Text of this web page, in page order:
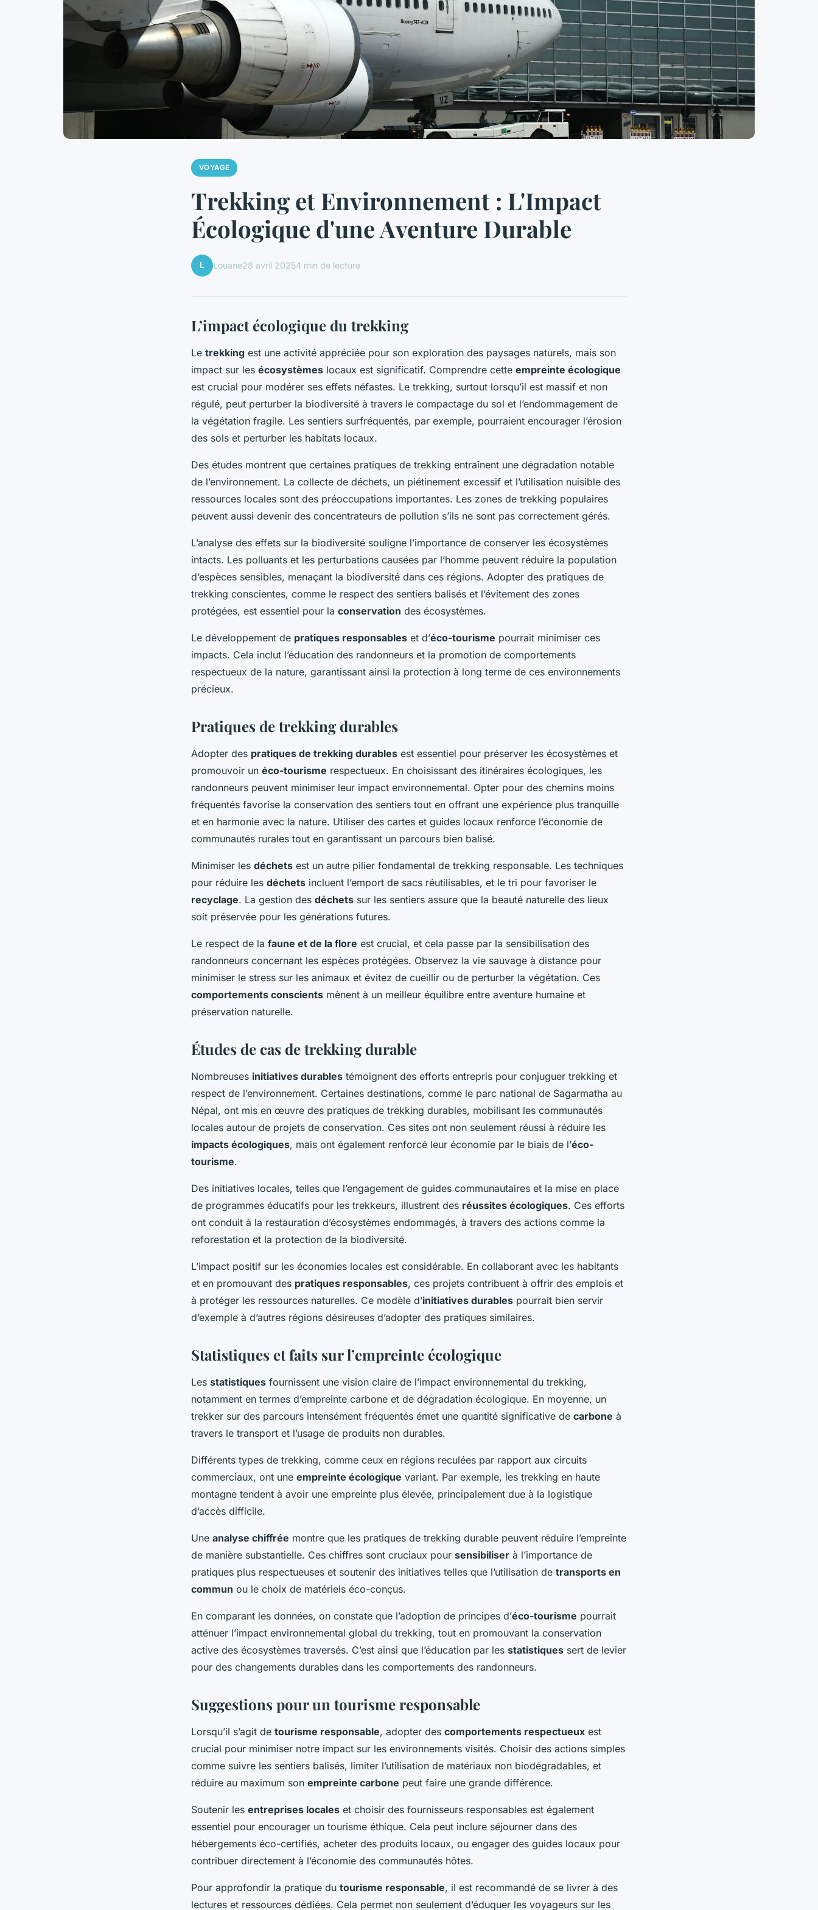
VOYAGE
Trekking et Environnement : L'Impact
Écologique d'une Aventure Durable
L Louane28 avril 20254 min de lecture
L’impact écologique du trekking
Le trekking est une activité appréciée pour son exploration des paysages naturels, mais son
impact sur les écosystèmes locaux est significatif. Comprendre cette empreinte écologique
est crucial pour modérer ses effets néfastes. Le trekking, surtout lorsqu’il est massif et non
régulé, peut perturber la biodiversité à travers le compactage du sol et l’endommagement de
la végétation fragile. Les sentiers surfréquentés, par exemple, pourraient encourager l’érosion
des sols et perturber les habitats locaux.
Des études montrent que certaines pratiques de trekking entraînent une dégradation notable
de l’environnement. La collecte de déchets, un piétinement excessif et l’utilisation nuisible des
ressources locales sont des préoccupations importantes. Les zones de trekking populaires
peuvent aussi devenir des concentrateurs de pollution s’ils ne sont pas correctement gérés.
L’analyse des effets sur la biodiversité souligne l’importance de conserver les écosystèmes
intacts. Les polluants et les perturbations causées par l’homme peuvent réduire la population
d’espèces sensibles, menaçant la biodiversité dans ces régions. Adopter des pratiques de
trekking conscientes, comme le respect des sentiers balisés et l’évitement des zones
protégées, est essentiel pour la conservation des écosystèmes.
Le développement de pratiques responsables et d’éco-tourisme pourrait minimiser ces
impacts. Cela inclut l’éducation des randonneurs et la promotion de comportements
respectueux de la nature, garantissant ainsi la protection à long terme de ces environnements
précieux.
Pratiques de trekking durables
Adopter des pratiques de trekking durables est essentiel pour préserver les écosystèmes et
promouvoir un éco-tourisme respectueux. En choisissant des itinéraires écologiques, les
randonneurs peuvent minimiser leur impact environnemental. Opter pour des chemins moins
fréquentés favorise la conservation des sentiers tout en offrant une expérience plus tranquille
et en harmonie avec la nature. Utiliser des cartes et guides locaux renforce l’économie de
communautés rurales tout en garantissant un parcours bien balisé.
Minimiser les déchets est un autre pilier fondamental de trekking responsable. Les techniques
pour réduire les déchets incluent l’emport de sacs réutilisables, et le tri pour favoriser le
recyclage. La gestion des déchets sur les sentiers assure que la beauté naturelle des lieux
soit préservée pour les générations futures.
Le respect de la faune et de la flore est crucial, et cela passe par la sensibilisation des
randonneurs concernant les espèces protégées. Observez la vie sauvage à distance pour
minimiser le stress sur les animaux et évitez de cueillir ou de perturber la végétation. Ces
comportements conscients mènent à un meilleur équilibre entre aventure humaine et
préservation naturelle.
Études de cas de trekking durable
Nombreuses initiatives durables témoignent des efforts entrepris pour conjuguer trekking et
respect de l’environnement. Certaines destinations, comme le parc national de Sagarmatha au
Népal, ont mis en œuvre des pratiques de trekking durables, mobilisant les communautés
locales autour de projets de conservation. Ces sites ont non seulement réussi à réduire les
impacts écologiques, mais ont également renforcé leur économie par le biais de l’éco-
tourisme.
Des initiatives locales, telles que l’engagement de guides communautaires et la mise en place
de programmes éducatifs pour les trekkeurs, illustrent des réussites écologiques. Ces efforts
ont conduit à la restauration d’écosystèmes endommagés, à travers des actions comme la
reforestation et la protection de la biodiversité.
L’impact positif sur les économies locales est considérable. En collaborant avec les habitants
et en promouvant des pratiques responsables, ces projets contribuent à offrir des emplois et
à protéger les ressources naturelles. Ce modèle d’initiatives durables pourrait bien servir
d’exemple à d’autres régions désireuses d’adopter des pratiques similaires.
Statistiques et faits sur l’empreinte écologique
Les statistiques fournissent une vision claire de l’impact environnemental du trekking,
notamment en termes d’empreinte carbone et de dégradation écologique. En moyenne, un
trekker sur des parcours intensément fréquentés émet une quantité significative de carbone à
travers le transport et l’usage de produits non durables.
Différents types de trekking, comme ceux en régions reculées par rapport aux circuits
commerciaux, ont une empreinte écologique variant. Par exemple, les trekking en haute
montagne tendent à avoir une empreinte plus élevée, principalement due à la logistique
d’accès difficile.
Une analyse chiffrée montre que les pratiques de trekking durable peuvent réduire l’empreinte
de manière substantielle. Ces chiffres sont cruciaux pour sensibiliser à l’importance de
pratiques plus respectueuses et soutenir des initiatives telles que l’utilisation de transports en
commun ou le choix de matériels éco-conçus.
En comparant les données, on constate que l’adoption de principes d’éco-tourisme pourrait
atténuer l’impact environnemental global du trekking, tout en promouvant la conservation
active des écosystèmes traversés. C’est ainsi que l’éducation par les statistiques sert de levier
pour des changements durables dans les comportements des randonneurs.
Suggestions pour un tourisme responsable
Lorsqu’il s’agit de tourisme responsable, adopter des comportements respectueux est
crucial pour minimiser notre impact sur les environnements visités. Choisir des actions simples
comme suivre les sentiers balisés, limiter l’utilisation de matériaux non biodégradables, et
réduire au maximum son empreinte carbone peut faire une grande différence.
Soutenir les entreprises locales et choisir des fournisseurs responsables est également
essentiel pour encourager un tourisme éthique. Cela peut inclure séjourner dans des
hébergements éco-certifiés, acheter des produits locaux, ou engager des guides locaux pour
contribuer directement à l’économie des communautés hôtes.
Pour approfondir la pratique du tourisme responsable, il est recommandé de se livrer à des
lectures et ressources dédiées. Cela permet non seulement d’éduquer les voyageurs sur les